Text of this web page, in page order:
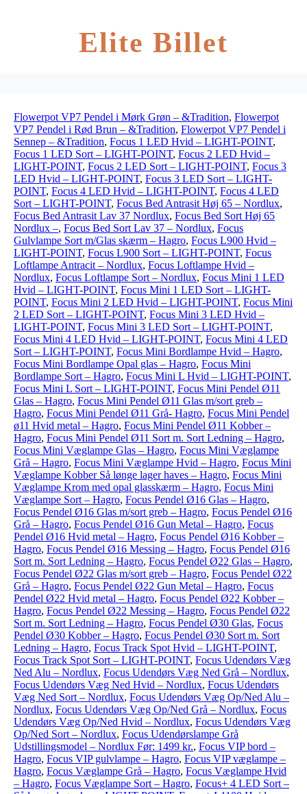
Elite Billet
Flowerpot VP7 Pendel i Mørk Grøn – &Tradition, Flowerpot
VP7 Pendel i Rød Brun – &Tradition, Flowerpot VP7 Pendel i
Sennep – &Tradition, Focus 1 LED Hvid – LIGHT-POINT,
Focus 1 LED Sort – LIGHT-POINT, Focus 2 LED Hvid –
LIGHT-POINT, Focus 2 LED Sort – LIGHT-POINT, Focus 3
LED Hvid – LIGHT-POINT, Focus 3 LED Sort – LIGHT-
POINT, Focus 4 LED Hvid – LIGHT-POINT, Focus 4 LED
Sort – LIGHT-POINT, Focus Bed Antrasit Høj 65 – Nordlux,
Focus Bed Antrasit Lav 37 Nordlux, Focus Bed Sort Høj 65
Nordlux –, Focus Bed Sort Lav 37 – Nordlux, Focus
Gulvlampe Sort m/Glas skærm – Hagro, Focus L900 Hvid –
LIGHT-POINT, Focus L900 Sort – LIGHT-POINT, Focus
Loftlampe Antracit – Nordlux, Focus Loftlampe Hvid –
Nordlux, Focus Loftlampe Sort – Nordlux, Focus Mini 1 LED
Hvid – LIGHT-POINT, Focus Mini 1 LED Sort – LIGHT-
POINT, Focus Mini 2 LED Hvid – LIGHT-POINT, Focus Mini
2 LED Sort – LIGHT-POINT, Focus Mini 3 LED Hvid –
LIGHT-POINT, Focus Mini 3 LED Sort – LIGHT-POINT,
Focus Mini 4 LED Hvid – LIGHT-POINT, Focus Mini 4 LED
Sort – LIGHT-POINT, Focus Mini Bordlampe Hvid – Hagro,
Focus Mini Bordlampe Opal glas – Hagro, Focus Mini
Bordlampe Sort – Hagro, Focus Mini L Hvid – LIGHT-POINT,
Focus Mini L Sort – LIGHT-POINT, Focus Mini Pendel Ø11
Glas – Hagro, Focus Mini Pendel Ø11 Glas m/sort greb –
Hagro, Focus Mini Pendel Ø11 Grå- Hagro, Focus Mini Pendel
ø11 Hvid metal – Hagro, Focus Mini Pendel Ø11 Kobber –
Hagro, Focus Mini Pendel Ø11 Sort m. Sort Ledning – Hagro,
Focus Mini Væglampe Glas – Hagro, Focus Mini Væglampe
Grå – Hagro, Focus Mini Væglampe Hvid – Hagro, Focus Mini
Væglampe Kobber Så lønge lager haves – Hagro, Focus Mini
Væglampe Krom med opal glasskærm – Hagro, Focus Mini
Væglampe Sort – Hagro, Focus Pendel Ø16 Glas – Hagro,
Focus Pendel Ø16 Glas m/sort greb – Hagro, Focus Pendel Ø16
Grå – Hagro, Focus Pendel Ø16 Gun Metal – Hagro, Focus
Pendel Ø16 Hvid metal – Hagro, Focus Pendel Ø16 Kobber –
Hagro, Focus Pendel Ø16 Messing – Hagro, Focus Pendel Ø16
Sort m. Sort Ledning – Hagro, Focus Pendel Ø22 Glas – Hagro,
Focus Pendel Ø22 Glas m/sort greb – Hagro, Focus Pendel Ø22
Grå – Hagro, Focus Pendel Ø22 Gun Metal – Hagro, Focus
Pendel Ø22 Hvid metal – Hagro, Focus Pendel Ø22 Kobber –
Hagro, Focus Pendel Ø22 Messing – Hagro, Focus Pendel Ø22
Sort m. Sort Ledning – Hagro, Focus Pendel Ø30 Glas, Focus
Pendel Ø30 Kobber – Hagro, Focus Pendel Ø30 Sort m. Sort
Ledning – Hagro, Focus Track Spot Hvid – LIGHT-POINT,
Focus Track Spot Sort – LIGHT-POINT, Focus Udendørs Væg
Ned Alu – Nordlux, Focus Udendørs Væg Ned Grå – Nordlux,
Focus Udendørs Væg Ned Hvid – Nordlux, Focus Udendørs
Væg Ned Sort – Nordlux, Focus Udendørs Væg Op/Ned Alu –
Nordlux, Focus Udendørs Væg Op/Ned Grå – Nordlux, Focus
Udendørs Væg Op/Ned Hvid – Nordlux, Focus Udendørs Væg
Op/Ned Sort – Nordlux, Focus Udendørslampe Grå
Udstillingsmodel – Nordlux Før: 1499 kr., Focus VIP bord –
Hagro, Focus VIP gulvlampe – Hagro, Focus VIP væglampe –
Hagro, Focus Væglampe Grå – Hagro, Focus Væglampe Hvid
– Hagro, Focus Væglampe Sort – Hagro, Focus+ 4 LED Sort –